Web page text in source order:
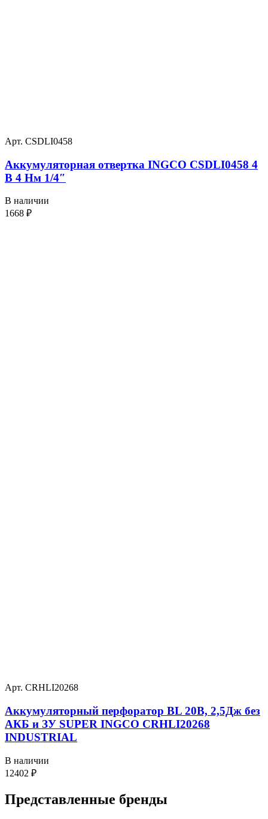
Арт. CSDLI0458
Аккумуляторная отвертка INGCO CSDLI0458 4
В 4 Нм 1/4″
В наличии
1668 ₽
Арт. CRHLI20268
Аккумуляторный перфоратор BL 20В, 2,5Дж без
АКБ и ЗУ SUPER INGCO CRHLI20268
INDUSTRIAL
В наличии
12402 ₽
Представленные бренды